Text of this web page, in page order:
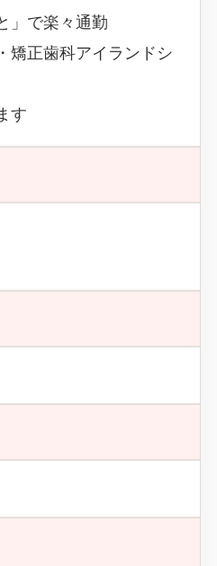
」で楽々通勤
矯正歯科アイランドシ
す